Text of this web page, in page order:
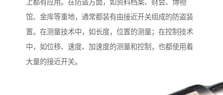
上都有应用。在防盗方面，如资料档案、财会、博物
馆、金库等重地，通常都装有由接近开关组成的防盗装
置。在测量技术中，如长度，位置的测量；在控制技术
中，如位移、速度、加速度的测量和控制，也都使用着
大量的接近开关。